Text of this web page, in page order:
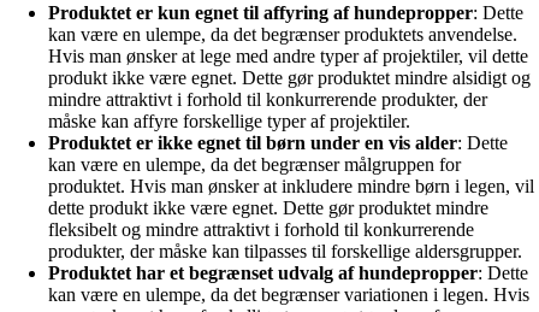
Produktet er kun egnet til affyring af hundepropper: Dette
kan være en ulempe, da det begrænser produktets anvendelse.
Hvis man ønsker at lege med andre typer af projektiler, vil dette
produkt ikke være egnet. Dette gør produktet mindre alsidigt og
mindre attraktivt i forhold til konkurrerende produkter, der
måske kan affyre forskellige typer af projektiler.
Produktet er ikke egnet til børn under en vis alder: Dette
kan være en ulempe, da det begrænser målgruppen for
produktet. Hvis man ønsker at inkludere mindre børn i legen, vil
dette produkt ikke være egnet. Dette gør produktet mindre
fleksibelt og mindre attraktivt i forhold til konkurrerende
produkter, der måske kan tilpasses til forskellige aldersgrupper.
Produktet har et begrænset udvalg af hundepropper: Dette
kan være en ulempe, da det begrænser variationen i legen. Hvis